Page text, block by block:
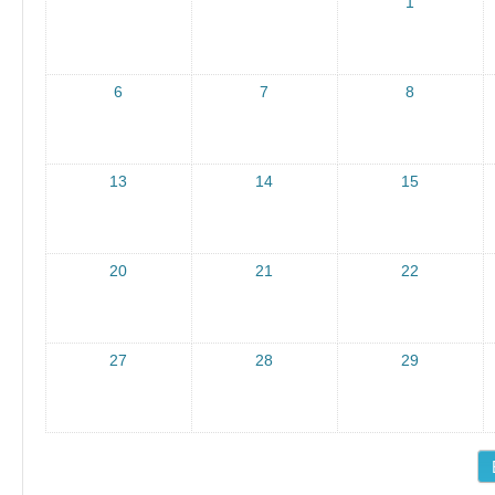
υ
Νίκ
20
6 7 8
13 14 15
20 21 22
27 28 29